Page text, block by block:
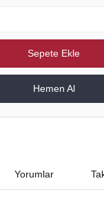
Sepete Ekle
Hemen Al
Yorumlar